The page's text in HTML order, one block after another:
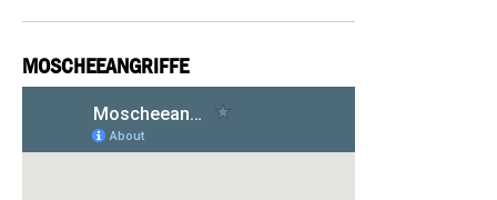
MOSCHEEANGRIFFE